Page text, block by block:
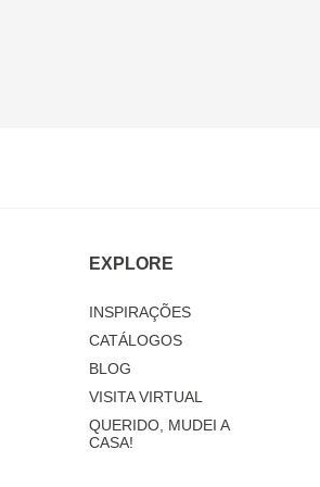
EXPLORE
INSPIRAÇÕES
CATÁLOGOS
BLOG
VISITA VIRTUAL
QUERIDO, MUDEI A
CASA!